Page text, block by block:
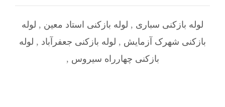
لوله بازکنی سباری , لوله بازکنی استاد معین , لوله
بازکنی شهرک آزمایش , لوله بازکنی جعفرآباد , لوله
بازکنی چهارراه سیروس ,